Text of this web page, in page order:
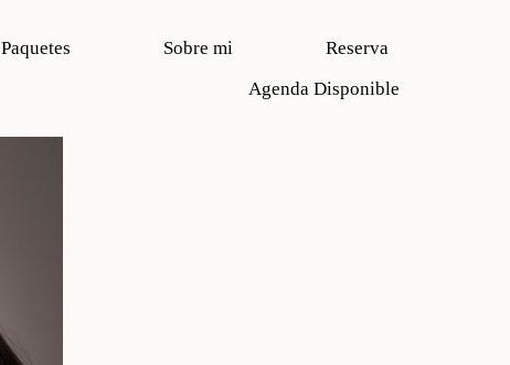
Paquetes Sobre mi
Reserva
Agenda Disponible